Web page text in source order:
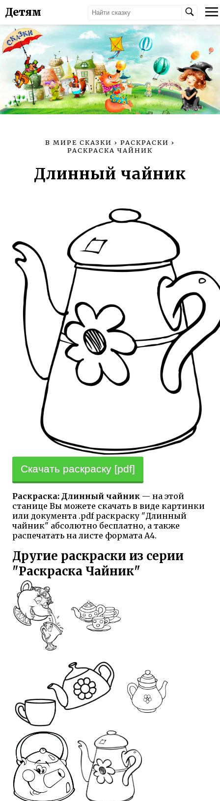
Детям
В МИРЕ СКАЗКИ › РАСКРАСКИ ›
РАСКРАСКА ЧАЙНИК
Длинный чайник
Скачать раскраску [pdf]
Раскраска: Длинный чайник — на этой
станице Вы можете скачать в виде картинки
или документа .pdf раскраску "Длинный
чайник" абсолютно бесплатно, а также
распечатать на листе формата А4.
Другие раскраски из серии
"Раскраска Чайник"